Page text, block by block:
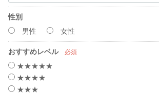
性別
男性
女性
おすすめレベル 必須
★★★★★
★★★★
★★★